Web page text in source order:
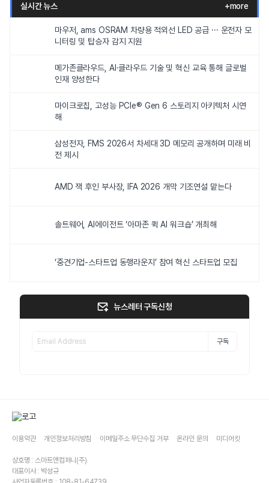
실시간 뉴스 +more
마우저, ams OSRAM 차량용 적외선 LED 공급 ··· 운전자 모
니터링 및 탑승자 감지 지원
메가존클라우드, AI·클라우드 기술 및 혁신 교육 통해 글로벌
인재 양성한다
마이크로칩, 고성능 PCIe® Gen 6 스토리지 아키텍처 시연
해
삼성전자, FMS 2026서 차세대 3D 메모리 공개하며 미래 비
전 제시
AMD 잭 후인 부사장, IFA 2026 개막 기조연설 맡는다
솔트웨어, AI에이전트 ‘아마존 퀵 AI 워크숍’ 개최해
‘중견기업-스타트업 동행라운지’ 참여 혁신 스타트업 모집
뉴스레터 구독신청
구독
이용약관 개인정보처리방침 이메일주소 무단수집 거부 온라인 문의 미디어킷
상호명 : 스마트앤컴퍼니(주)
대표이사 : 박성규